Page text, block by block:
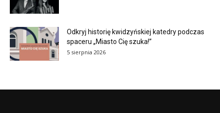
Odkryj historię kwidzyńskiej katedry podczas
spaceru „Miasto Cię szuka!”
5 sierpnia 2026